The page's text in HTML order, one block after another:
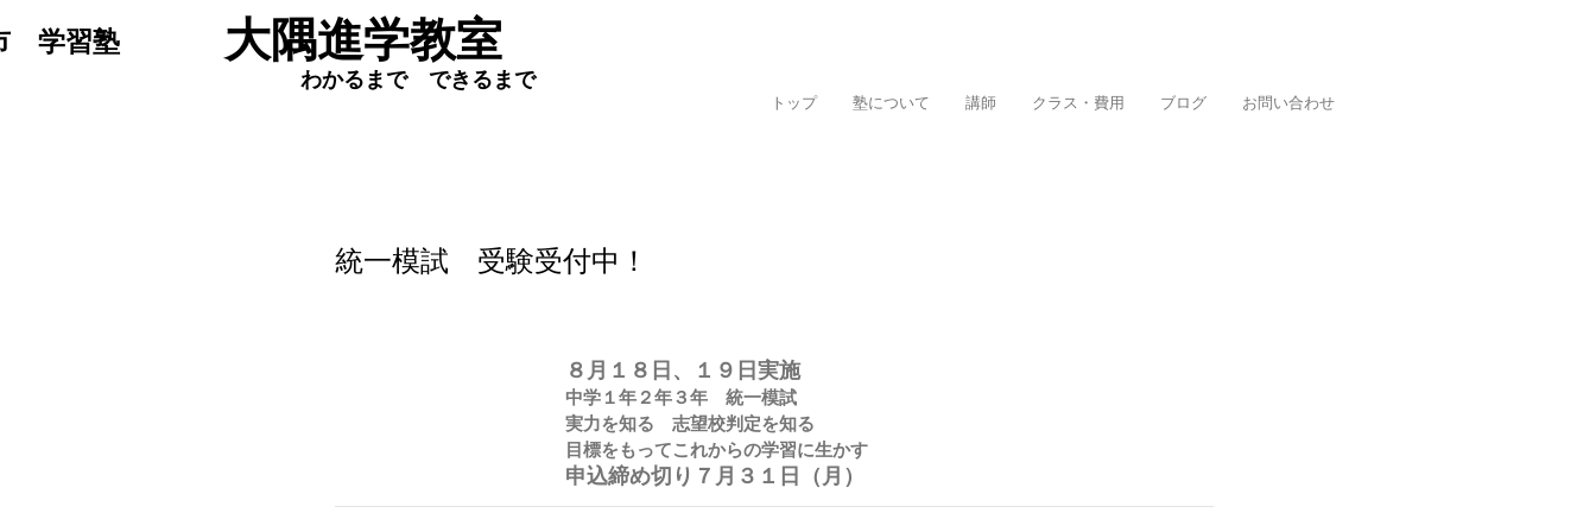
学習塾 ​大隅進学教室
わかるまで できるまで
トップ 塾について 講師 クラス・費用 ブログ お問い合わせ
統一模試 受験受付中！
８月１８日、１９日実施
中学１年２年３年　統一模試
実力を知る　志望校判定を知る
目標をもってこれからの学習に生かす
申込締め切り７月３１日（月）